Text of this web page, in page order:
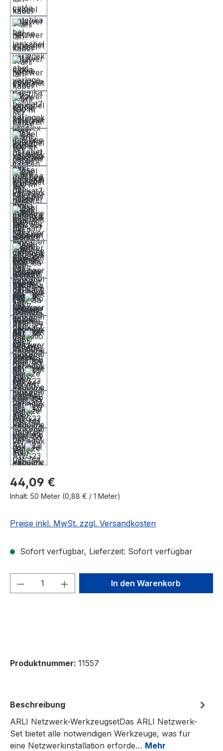
44,09 €
Inhalt: 50 Meter (0,88 € / 1 Meter)
Preise inkl. MwSt. zzgl. Versandkosten
Sofort verfügbar, Lieferzeit: Sofort verfügbar
Produkt Anzahl: Gib denIn den Warenkorb
Produktnummer: 11557
Beschreibung
ARLI Netzwerk-WerkzeugsetDas ARLI Netzwerk-
Set bietet alle notwendigen Werkzeuge, was für
eine Netzwerkinstallation erforde… Mehr